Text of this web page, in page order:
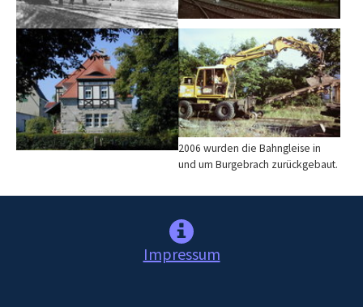
Show larger version Show larger version
2006 wurden die Bahngleise in
und um Burgebrach zurückgebaut.
Impressum